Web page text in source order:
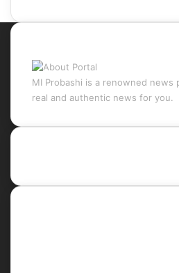
MI Probashi is a renowned news
real and authentic news for you.